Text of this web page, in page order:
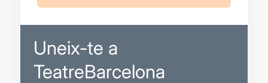
Uneix-te a
TeatreBarcelona